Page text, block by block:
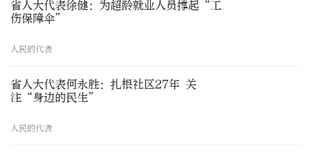
省人大代表徐健：为超龄就业人员撑起“工
伤保障伞”
人民的代表
省人大代表何永胜：扎根社区27年 关
注“身边的民生”
人民的代表